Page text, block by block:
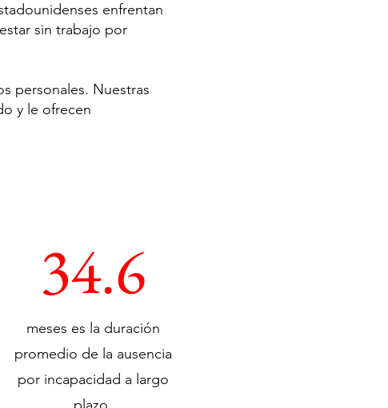
enfrentan
sin trabajo por
personales. Nuestras
y le ofrecen
34.6
meses es la duración
promedio de la ausencia
por incapacidad a largo